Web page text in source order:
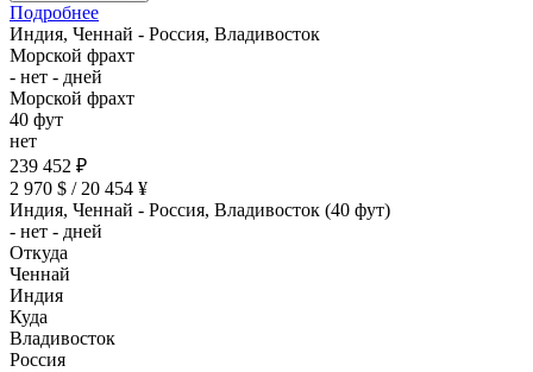
Подробнее
Индия, Ченнай - Россия, Владивосток
Морской фрахт
- нет - дней
Морской фрахт
40 фут
нет
239 452 ₽
2 970 $ / 20 454 ¥
Индия, Ченнай - Россия, Владивосток (40 фут)
- нет - дней
Откуда
Ченнай
Индия
Куда
Владивосток
Россия